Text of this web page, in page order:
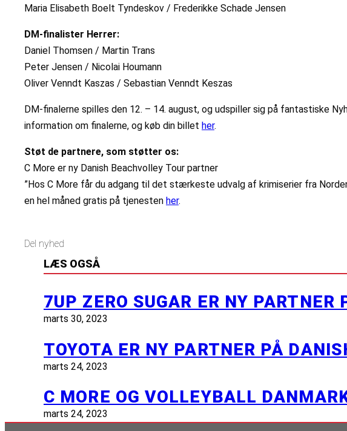
Maria Elisabeth Boelt Tyndeskov / Frederikke Schade Jensen
DM-finalister Herrer:
Daniel Thomsen / Martin Trans
Peter Jensen / Nicolai Houmann
Oliver Venndt Kaszas / Sebastian Venndt Keszas
DM-finalerne spilles den 12. – 14. august, og udspiller sig på fantastiske
information om finalerne, og køb din billet her.
Støt de partnere, som støtter os:
C More er ny Danish Beachvolley Tour partner
”Hos C More får du adgang til det stærkeste udvalg af krimiserier fra
en hel måned gratis på tjenesten her.
Del nyhed
LÆS OGSÅ
7UP ZERO SUGAR ER NY
marts 30, 2023
TOYOTA ER NY PARTNER PÅ
marts 24, 2023
C MORE OG VOLLEYBALL
marts 24, 2023